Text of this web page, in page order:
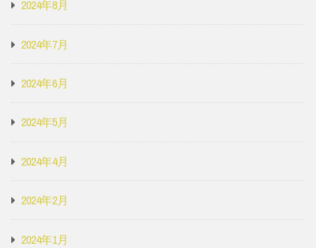
2024年8月
2024年7月
2024年6月
2024年5月
2024年4月
2024年2月
2024年1月